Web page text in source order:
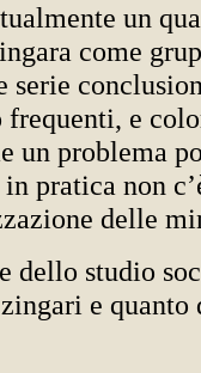
un
come
serie
frequenti, e
un problema
pratica non
delle
dello studio
e quanto